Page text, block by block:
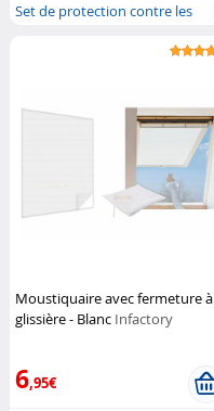
Set de protection contre les
Moustiquaire avec fermeture à
glissière - Blanc Infactory
6,95€